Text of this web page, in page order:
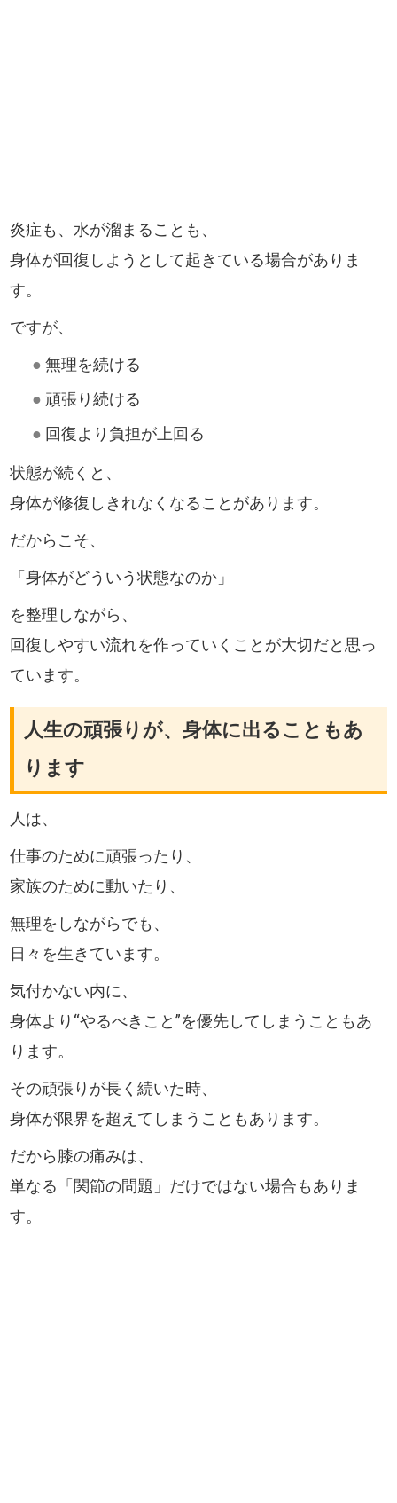
炎症も、水が溜まることも、
身体が回復しようとして起きている場合がありま
す。
ですが、
● 無理を続ける
● 頑張り続ける
● 回復より負担が上回る
状態が続くと、
身体が修復しきれなくなることがあります。
だからこそ、
「身体がどういう状態なのか」
を整理しながら、
回復しやすい流れを作っていくことが大切だと思っ
ています。
人生の頑張りが、身体に出ることもあ
ります
人は、
仕事のために頑張ったり、
家族のために動いたり、
無理をしながらでも、
日々を生きています。
気付かない内に、
身体より“やるべきこと”を優先してしまうこともあ
ります。
その頑張りが長く続いた時、
身体が限界を超えてしまうこともあります。
だから膝の痛みは、
単なる「関節の問題」だけではない場合もありま
す。